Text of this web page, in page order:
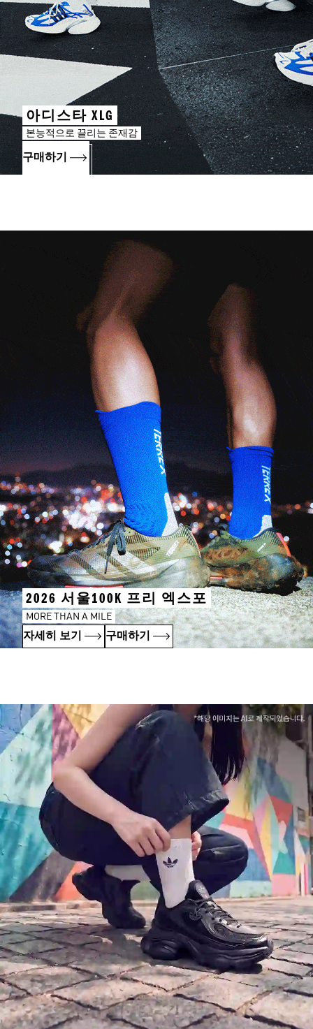
아디스타 XLG
본능적으로 끌리는 존재감
구매하기
2026 서울100K 프리 엑스포
MORE THAN A MILE
자세히 보기 구매하기